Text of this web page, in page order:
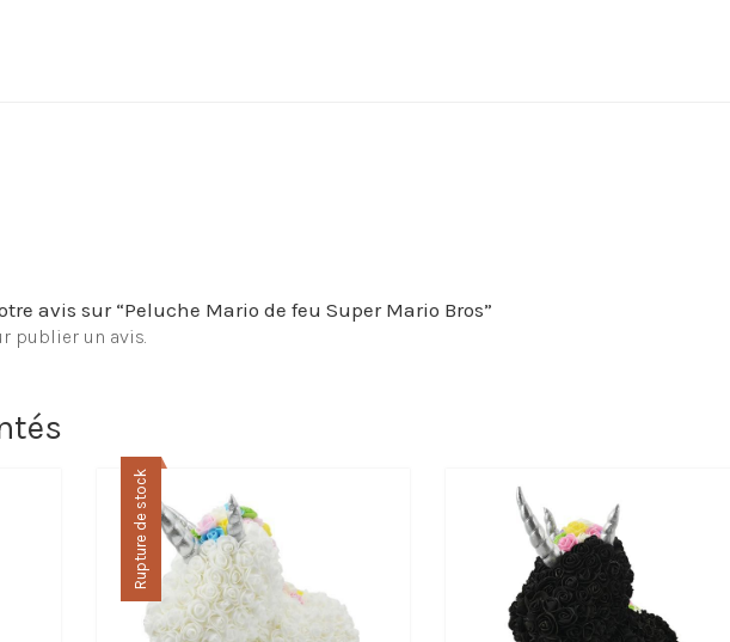
avis sur “Peluche Mario de feu Super Mario Bros”
publier un avis.
Rupture de stock